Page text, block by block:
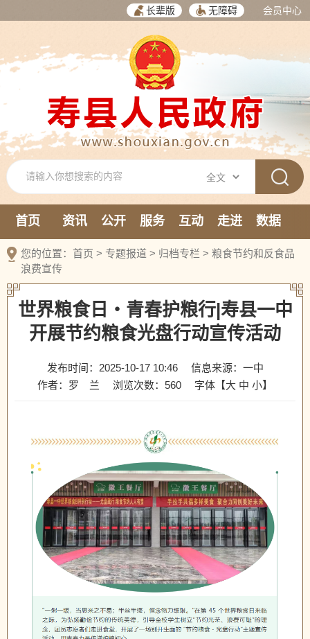
长辈版 无障碍 会员中心
首页 资讯 公开 服务 互动 走进
数据
新媒体
您的位置： 首页 > 专题报道 > 归档专栏 > 粮食节约和反食品
浪费宣传
世界粮食日・青春护粮行|寿县一中
开展节约粮食光盘行动宣传活动
发布时间：2025-10-17 10:46
信息来源：一中
作者：罗 兰
浏览次数： 560 字体【大 中 小】